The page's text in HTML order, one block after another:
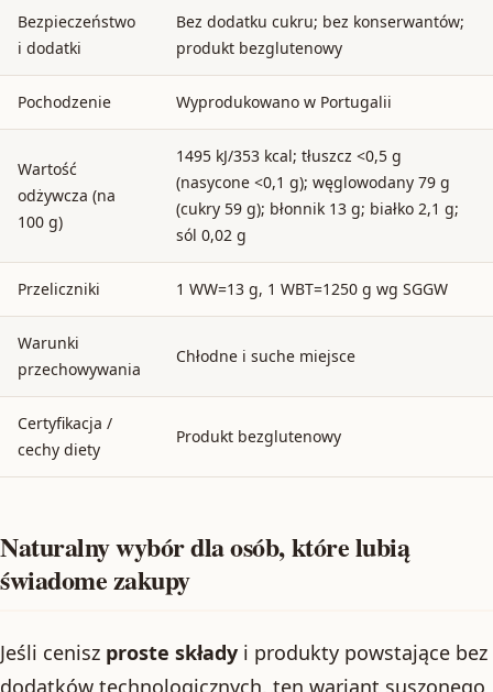
Bezpieczeństwo
i dodatki
Bez dodatku cukru; bez konserwantów;
produkt bezglutenowy
Pochodzenie Wyprodukowano w Portugalii
Wartość
odżywcza (na
100 g)
1495 kJ/353 kcal; tłuszcz <0,5 g
(nasycone <0,1 g); węglowodany 79 g
(cukry 59 g); błonnik 13 g; białko 2,1 g;
sól 0,02 g
Przeliczniki 1 WW=13 g, 1 WBT=1250 g wg SGGW
Warunki
przechowywania
Chłodne i suche miejsce
Certyfikacja /
cechy diety
Produkt bezglutenowy
Naturalny wybór dla osób, które lubią
świadome zakupy
Jeśli cenisz proste składy i produkty powstające bez
dodatków technologicznych, ten wariant suszonego